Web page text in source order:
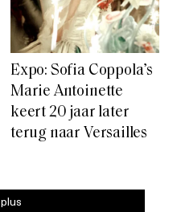
Expo: Sofia Coppola’s
Marie Antoinette
keert 20 jaar later
terug naar Versailles